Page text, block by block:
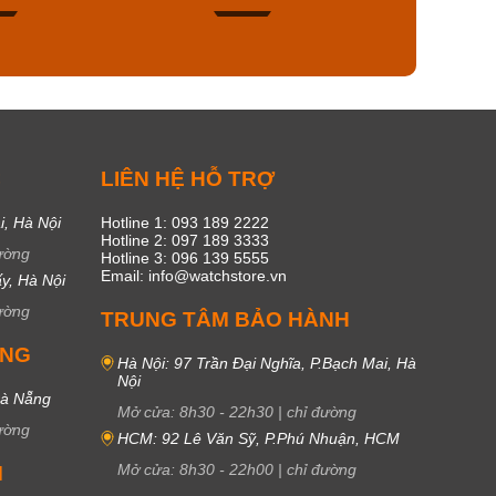
Hà Nội
Hà Nội
Nẵng
LIÊN HỆ HỖ TRỢ
Hotline 1: 093 189 2222
Hotline 2: 097 189 3333
Hotline 3: 096 139 5555
Email: info@watchstore.vn
TRUNG TÂM BẢO HÀNH
Hà Nội: 97 Trần Đại Nghĩa, P.Bạch Mai, Hà
Nội
Mở cửa: 8h30 - 22h30 | chỉ đường
HCM: 92 Lê Văn Sỹ, P.Phú Nhuận, HCM
Mở cửa: 8h30 - 22h00 | chỉ đường